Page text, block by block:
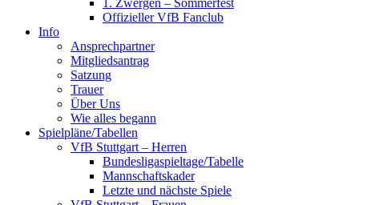
1. Zwergen – Sommerfest
Offizieller VfB Fanclub
Info
Ansprechpartner
Mitgliedsantrag
Satzung
Trauer
Über Uns
Wie alles begann
Spielpläne/Tabellen
VfB Stuttgart – Herren
Bundesligaspieltage/Tabelle
Mannschaftskader
Letzte und nächste Spiele